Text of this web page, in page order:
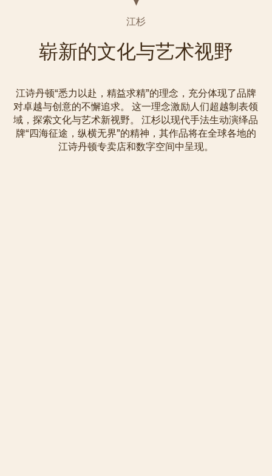
江杉
崭新的文化与艺术视野
江诗丹顿“悉力以赴，精益求精”的理念，充分体现了品牌
对卓越与创意的不懈追求。 这一理念激励人们超越制表领
域，探索文化与艺术新视野。 江杉以现代手法生动演绎品
牌“四海征途，纵横无界”的精神，其作品将在全球各地的
江诗丹顿专卖店和数字空间中呈现。